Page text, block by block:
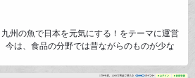
州の魚で日本を元気にする！をテーマに運営
今は、食品の分野では昔ながらのものが少な
ちは魚しか扱えませんが、魚のプロです。 九